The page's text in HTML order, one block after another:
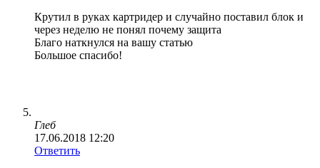
Крутил в руках картридер и случайно поставил блок и
через неделю не понял почему защита
Благо наткнулся на вашу статью
Большое спасибо!
Глеб
17.06.2018 12:20
Ответить